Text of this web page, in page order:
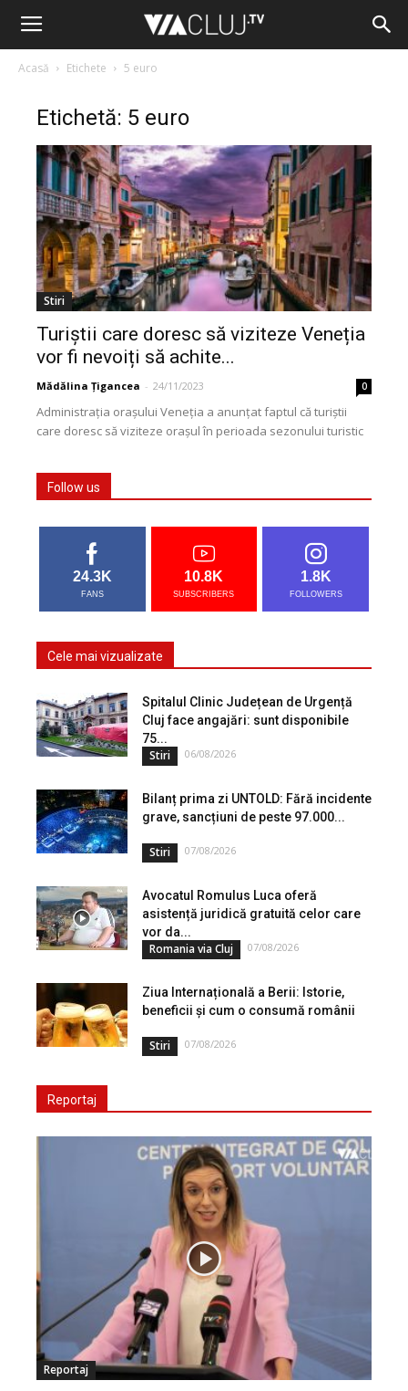
Acasă Etichete 5 euro
Etichetă: 5 euro
Stiri
Turiștii care doresc să viziteze Veneția
vor fi nevoiți să achite...
Mădălina Țigancea - 24/11/2023 0
Administrația orașului Veneția a anunțat faptul că turiștii
care doresc să viziteze orașul în perioada sezonului turistic
Follow us
24.3K
FANS
10.8K
SUBSCRIBERS
1.8K
FOLLOWERS
Cele mai vizualizate
Spitalul Clinic Județean de Urgență
Cluj face angajări: sunt disponibile
75...
Stiri 06/08/2026
Bilanț prima zi UNTOLD: Fără incidente
grave, sancțiuni de peste 97.000...
Stiri 07/08/2026
Avocatul Romulus Luca oferă
asistență juridică gratuită celor care
vor da...
Romania via Cluj 07/08/2026
Ziua Internațională a Berii: Istorie,
beneficii și cum o consumă românii
Stiri 07/08/2026
Reportaj
Reportaj